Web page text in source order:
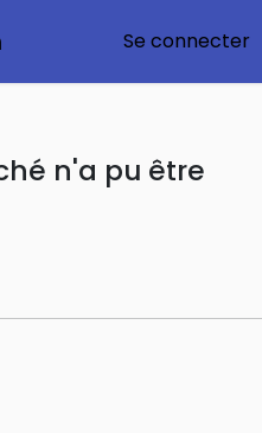
Se connecter
n'a pu être